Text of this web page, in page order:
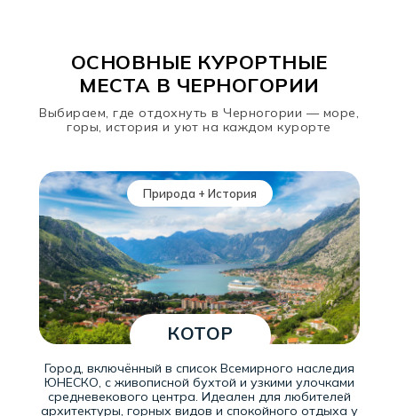
Выбираем, где отдохнуть в Черногории — море,
горы, история и уют на каждом курорте
ОСНОВНЫЕ КУРОРТНЫЕ
МЕСТА В ЧЕРНОГОРИИ
Природа + История
Город, включённый в список Всемирного наследия
ЮНЕСКО, с живописной бухтой и узкими улочками
средневекового центра. Идеален для любителей
архитектуры, горных видов и спокойного отдыха у
КОТОР